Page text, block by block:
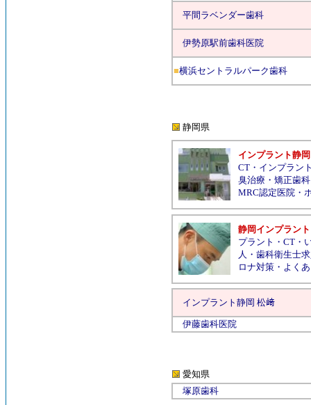
平間ラベンダー歯科
伊勢原駅前歯科医院
■横浜セントラルパーク歯科
静岡県
インプラント静岡
CT ・ インプラン
臭治療 ・ 矯正歯科
MRC認定医院 ・
静岡インプラント
プラント ・ CT ・
人 ・ 歯科衛生士
ロナ対策 ・ よく
インプラント静岡 松﨑
伊藤歯科医院
愛知県
塚原歯科